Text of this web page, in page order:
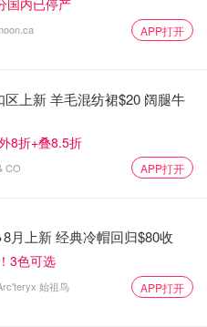
然在极力掩盖罪行。
试图隐藏尸体。
她的消息后开始担心，于
的美容师也询问了她的情
人员提供什么证据，直到在
，证明Cao在大楼里呆了五
国内已停产
APP打开
区上新 羊毛混纺裙$20 阔腿牛
8折+叠8.5折
CO APP打开
月上新 经典冷帽回归$80收
3色可选
始祖鸟 APP打开